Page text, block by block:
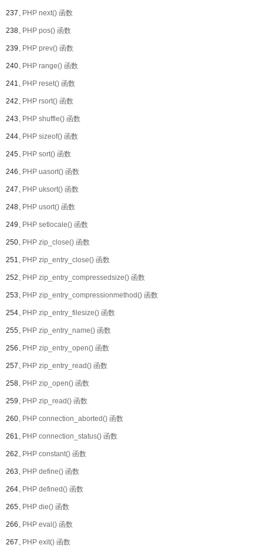
237、PHP next() 函数
238、PHP pos() 函数
239、PHP prev() 函数
240、PHP range() 函数
241、PHP reset() 函数
242、PHP rsort() 函数
243、PHP shuffle() 函数
244、PHP sizeof() 函数
245、PHP sort() 函数
246、PHP uasort() 函数
247、PHP uksort() 函数
248、PHP usort() 函数
249、PHP setlocale() 函数
250、PHP zip_close() 函数
251、PHP zip_entry_close() 函数
252、PHP zip_entry_compressedsize() 函数
253、PHP zip_entry_compressionmethod() 函数
254、PHP zip_entry_filesize() 函数
255、PHP zip_entry_name() 函数
256、PHP zip_entry_open() 函数
257、PHP zip_entry_read() 函数
258、PHP zip_open() 函数
259、PHP zip_read() 函数
260、PHP connection_aborted() 函数
261、PHP connection_status() 函数
262、PHP constant() 函数
263、PHP define() 函数
264、PHP defined() 函数
265、PHP die() 函数
266、PHP eval() 函数
267、PHP exit() 函数